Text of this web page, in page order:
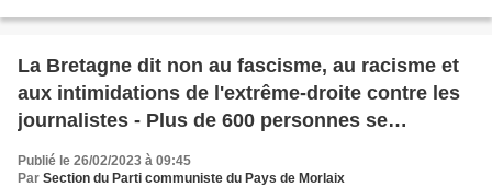
La Bretagne dit non au fascisme, au racisme et
aux intimidations de l'extrême-droite contre les
journalistes - Plus de 600 personnes se
soutenir les journalistes du Poher et de France 3
Publié le 26/02/2023 à 09:45
Par Section du Parti communiste du Pays de Morlaix